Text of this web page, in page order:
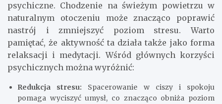
psychiczne. Chodzenie na świeżym powietrzu w
naturalnym otoczeniu może znacząco poprawić
nastrój i zmniejszyć poziom stresu. Warto
pamiętać, że aktywność ta działa także jako forma
relaksacji i medytacji. Wśród głównych korzyści
psychicznych można wyróżnić:
Redukcja stresu: Spacerowanie w ciszy i spokoju
pomaga wyciszyć umysł, co znacząco obniża poziom